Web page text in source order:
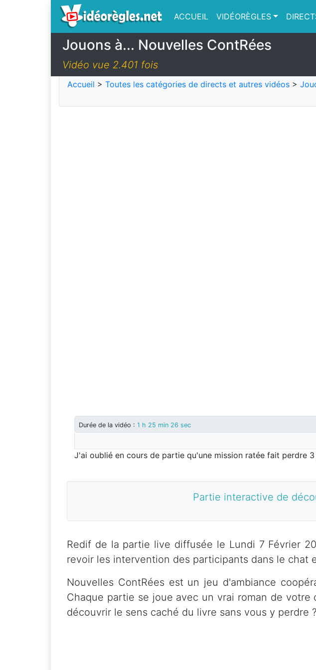
ACCUEIL VIDÉORÈGLES
Jouons à... Nouvelles ContRées
Vidéo vue 2.401 fois
Accueil > Toutes les catégories de directs et autres vidéos >
Durée de la vidéo : 1 h 25 min 26 sec
J'ai oublié en cours de partie qu'une mission ratée fait perdre
Partie interactive de
Redif de la partie live diffusée le Lundi 7 Février
revoir les intervention des participants dans le chat
Nouvelles ContRées est un jeu d'ambiance
Chaque partie se joue avec un vrai roman de
découvrir le sens caché du livre sans vous y perdre